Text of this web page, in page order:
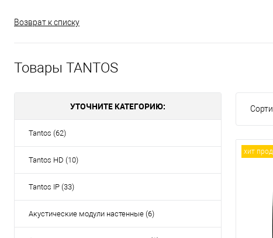
Возврат к списку
Товары TANTOS
УТОЧНИТЕ КАТЕГОРИЮ:
Tantos (62)
Tantos HD (10)
Tantos IP (33)
Акустические модули настенные (6)
хит